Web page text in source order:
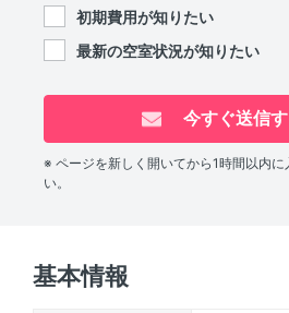
初期費用が知りたい
最新の空室状況が知りたい
今すぐ送信
※ ページを新しく開いてから1時間以内に
い。
基本情報